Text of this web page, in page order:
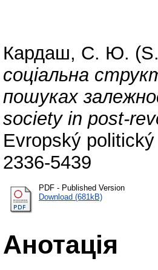
Кардаш, С. Ю.
соціальна
пошуках
society in post-
Evropský
2336-5439
PDF - Published Version
Download (681kB)
Анотація